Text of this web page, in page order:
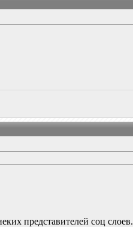
представителей соц слоев.